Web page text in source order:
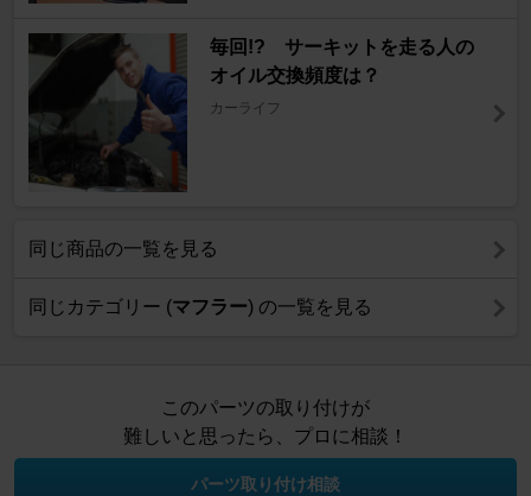
毎回!? サーキットを走る人の
オイル交換頻度は？
カーライフ
同じ商品の一覧を見る
同じカテゴリー (マフラー) の一覧を見る
このパーツの取り付けが
難しいと思ったら、プロに相談！
パーツ取り付け相談